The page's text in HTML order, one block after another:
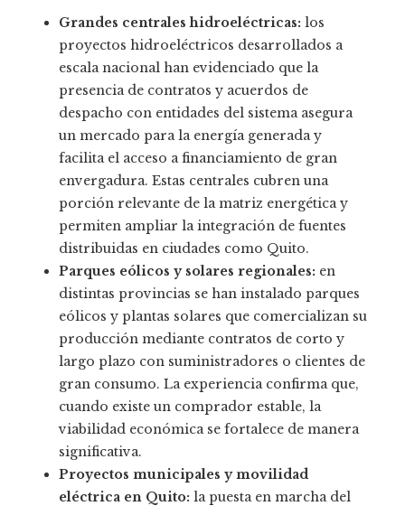
Grandes centrales hidroeléctricas: los
proyectos hidroeléctricos desarrollados a
escala nacional han evidenciado que la
presencia de contratos y acuerdos de
despacho con entidades del sistema asegura
un mercado para la energía generada y
facilita el acceso a financiamiento de gran
envergadura. Estas centrales cubren una
porción relevante de la matriz energética y
permiten ampliar la integración de fuentes
distribuidas en ciudades como Quito.
Parques eólicos y solares regionales: en
distintas provincias se han instalado parques
eólicos y plantas solares que comercializan su
producción mediante contratos de corto y
largo plazo con suministradores o clientes de
gran consumo. La experiencia confirma que,
cuando existe un comprador estable, la
viabilidad económica se fortalece de manera
significativa.
Proyectos municipales y movilidad
eléctrica en Quito: la puesta en marcha del